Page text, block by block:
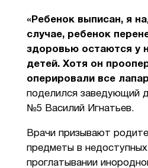
«Ребенок выписан, я
случае, ребенок
здоровью остаются у
детей. Хотя он
оперировали все
поделился заведующий
№5 Василий Игнатьев.
Врачи призывают
предметы в
проглатывании